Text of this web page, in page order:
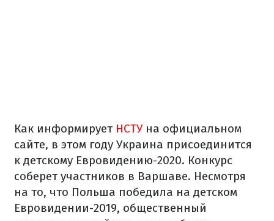
Как информирует НСТУ на официальном
сайте, в этом году Украина присоединится
к детскому Евровидению-2020. Конкурс
соберет участников в Варшаве. Несмотря
на то, что Польша победила на детском
Евровидении-2019, общественный